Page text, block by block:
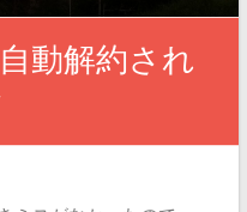
動解約され